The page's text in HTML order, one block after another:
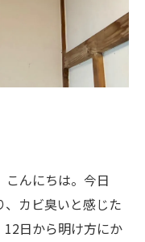
んにちは。今日
カビ臭いと感じた
12日から明け方にか